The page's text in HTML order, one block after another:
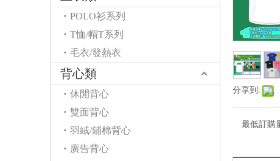
POLO衫系列
T恤/帽T系列
毛衣/發熱衣
背心類
休閒背心
雙面背心
羽絨/鋪棉背心
廣告背心
分享到:
最低訂購